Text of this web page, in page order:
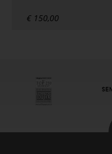
€ 150,00